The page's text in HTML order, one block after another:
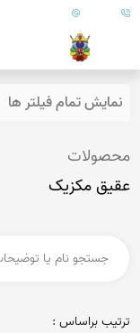
09179890157
نمایش تمام فیلتر ها
محصولات
عقیق مکزیک
ترتیب براساس :